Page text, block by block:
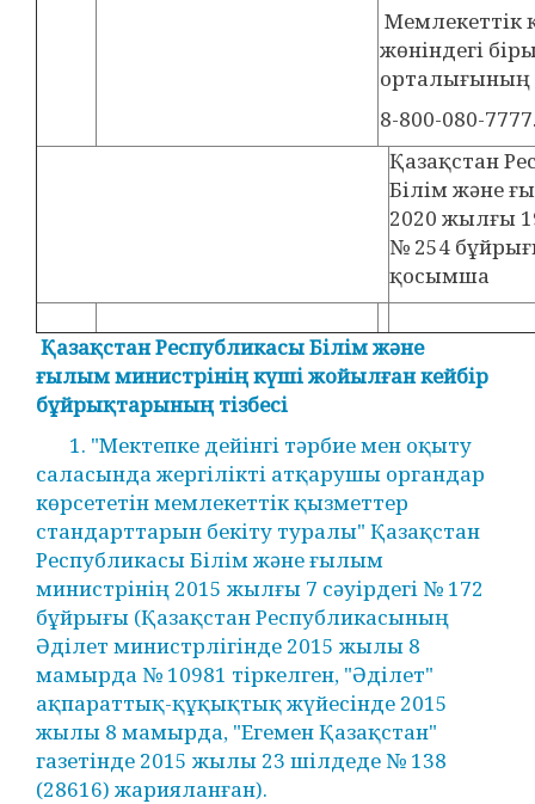
Мемлекеттік
жөніндегі
орталығының
8-800-080-
Қазақстан
Білім және
2020 жылғы
№ 254
қосымша
Қазақстан Республикасы Білім және
ғылым министрінің күші жойылған кейбір
бұйрықтарының тізбесі
1. "Мектепке дейінгі тәрбие мен оқыту
саласында жергілікті атқарушы органдар
көрсететін мемлекеттік қызметтер
стандарттарын бекіту туралы" Қазақстан
Республикасы Білім және ғылым
министрінің 2015 жылғы 7 сәуірдегі № 172
бұйрығы (Қазақстан Республикасының
Әділет министрлігінде 2015 жылы 8
мамырда № 10981 тіркелген, "Әділет"
ақпараттық-құқықтық жүйесінде 2015
жылы 8 мамырда, "Егемен Қазақстан"
газетінде 2015 жылы 23 шілдеде № 138
(28616) жарияланған).